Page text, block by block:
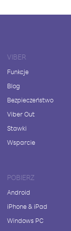
VIBER
Funkcje
Blog
Bezpieczeństwo
Viber Out
Stawki
Wsparcie
POBIERZ
Android
iPhone & iPad
Windows PC